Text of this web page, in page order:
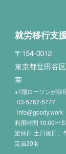
就労移行支
〒154-0012
東京都世田谷
室
※1階ローソンが目
03-5787-5777
info@goody.work
利用時間
定休日 土日祝日
定員20名